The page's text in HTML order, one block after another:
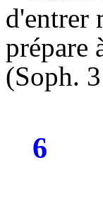
d'entrer
prépare
(Soph.
6